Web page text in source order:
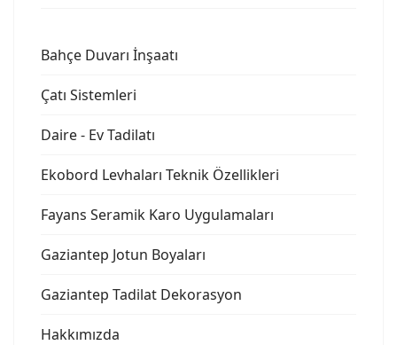
Bahçe Duvarı İnşaatı
Çatı Sistemleri
Daire - Ev Tadilatı
Ekobord Levhaları Teknik Özellikleri
Fayans Seramik Karo Uygulamaları
Gaziantep Jotun Boyaları
Gaziantep Tadilat Dekorasyon
Hakkımızda